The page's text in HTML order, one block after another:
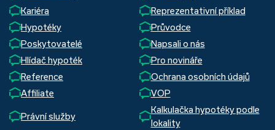
Kariéra
Reprezentativní příklad
Hypotéky
Průvodce
Poskytovatelé
Napsali o nás
Hlídač hypoték
Pro novináře
Reference
Ochrana osobních údajů
Affiliate
VOP
Právní služby
Kalkulačka hypotéky podle
lokality